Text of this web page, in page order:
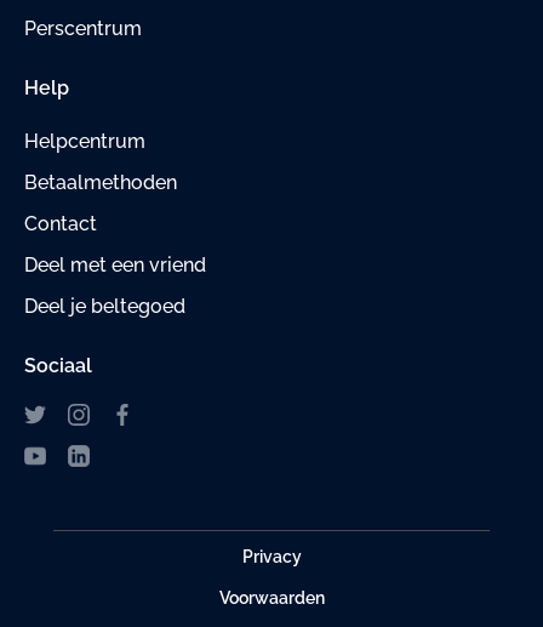
Perscentrum
Help
Helpcentrum
Betaalmethoden
Contact
Deel met een vriend
Deel je beltegoed
Sociaal
Privacy
Voorwaarden